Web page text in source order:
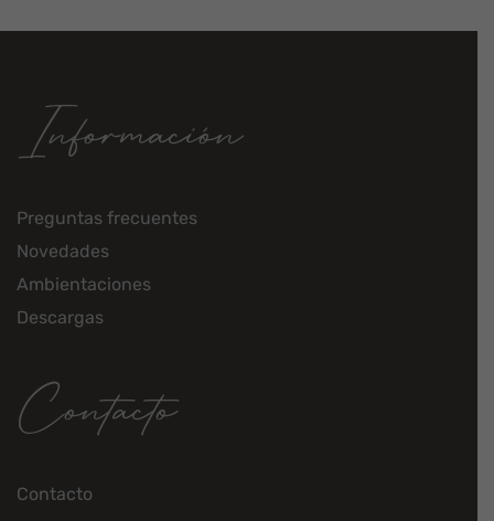
Información
Preguntas frecuentes
Novedades
Ambientaciones
Descargas
Contacto
Contacto